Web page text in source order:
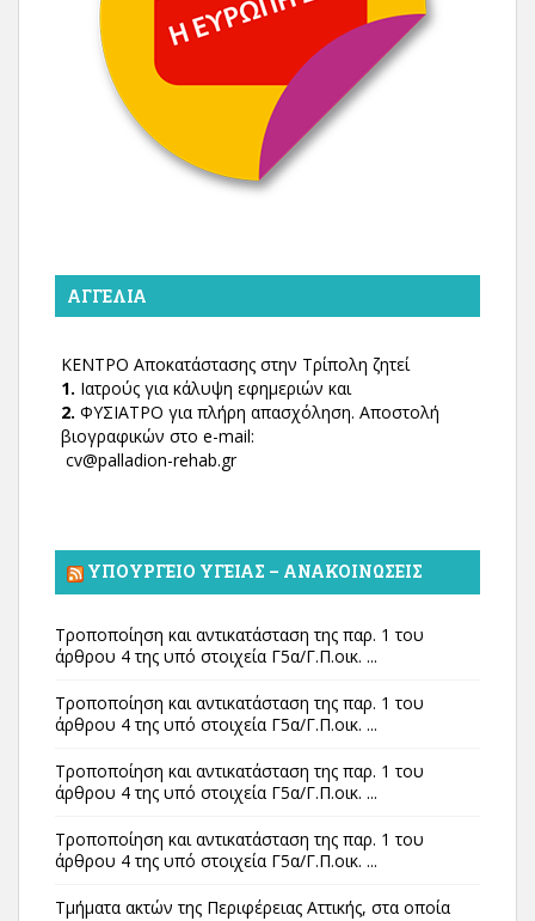
ΑΓΓΕΛΊΑ
ΚΕΝΤΡΟ Αποκατάστασης στην Τρίπολη ζητεί
1. Ιατρούς για κάλυψη εφημεριών και
2. ΦΥΣΙΑΤΡΟ για πλήρη απασχόληση. Αποστολή
βιογραφικών στο e-mail:
cv@palladion-rehab.gr
ΥΠΟΥΡΓΕΊΟ ΥΓΕΊΑΣ – ΑΝΑΚΟΙΝΏΣΕΙΣ
Τροποποίηση και αντικατάσταση της παρ. 1 του
άρθρου 4 της υπό στοιχεία Γ5α/Γ.Π.οικ. ...
Τροποποίηση και αντικατάσταση της παρ. 1 του
άρθρου 4 της υπό στοιχεία Γ5α/Γ.Π.οικ. ...
Τροποποίηση και αντικατάσταση της παρ. 1 του
άρθρου 4 της υπό στοιχεία Γ5α/Γ.Π.οικ. ...
Τροποποίηση και αντικατάσταση της παρ. 1 του
άρθρου 4 της υπό στοιχεία Γ5α/Γ.Π.οικ. ...
Τμήματα ακτών της Περιφέρειας Αττικής, στα οποία